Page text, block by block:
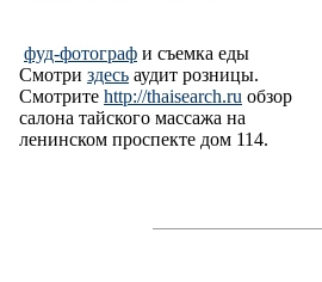
фуд-фотограф и съемка еды
Смотри здесь аудит розницы.
Смотрите http://thaisearch.ru обзор
салона тайского массажа на
ленинском проспекте дом 114.